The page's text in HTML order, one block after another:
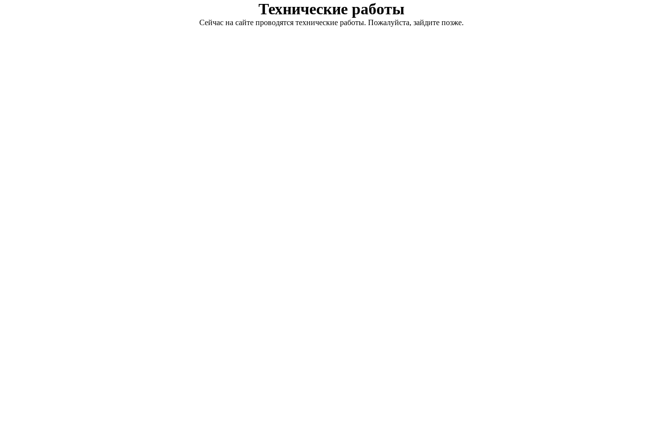
Технические работы
Сейчас на сайте проводятся технические работы. Пожалуйста, зайдите позже.